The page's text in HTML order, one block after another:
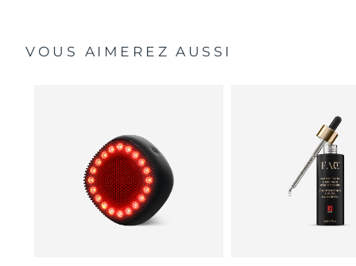
VOUS AIMEREZ AUSSI